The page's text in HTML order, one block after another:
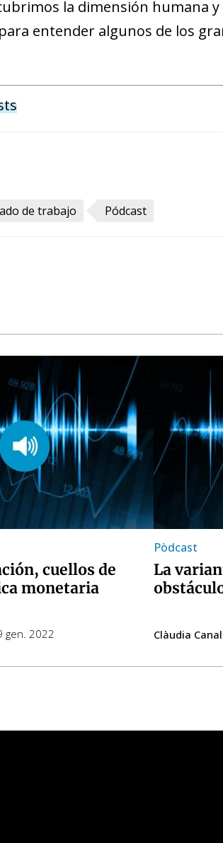
la dimensión humana
entender algunos de los
de trabajo Pódcast
cuellos de
monetaria
gen. 2022
Pòdcast
La
Clàudia